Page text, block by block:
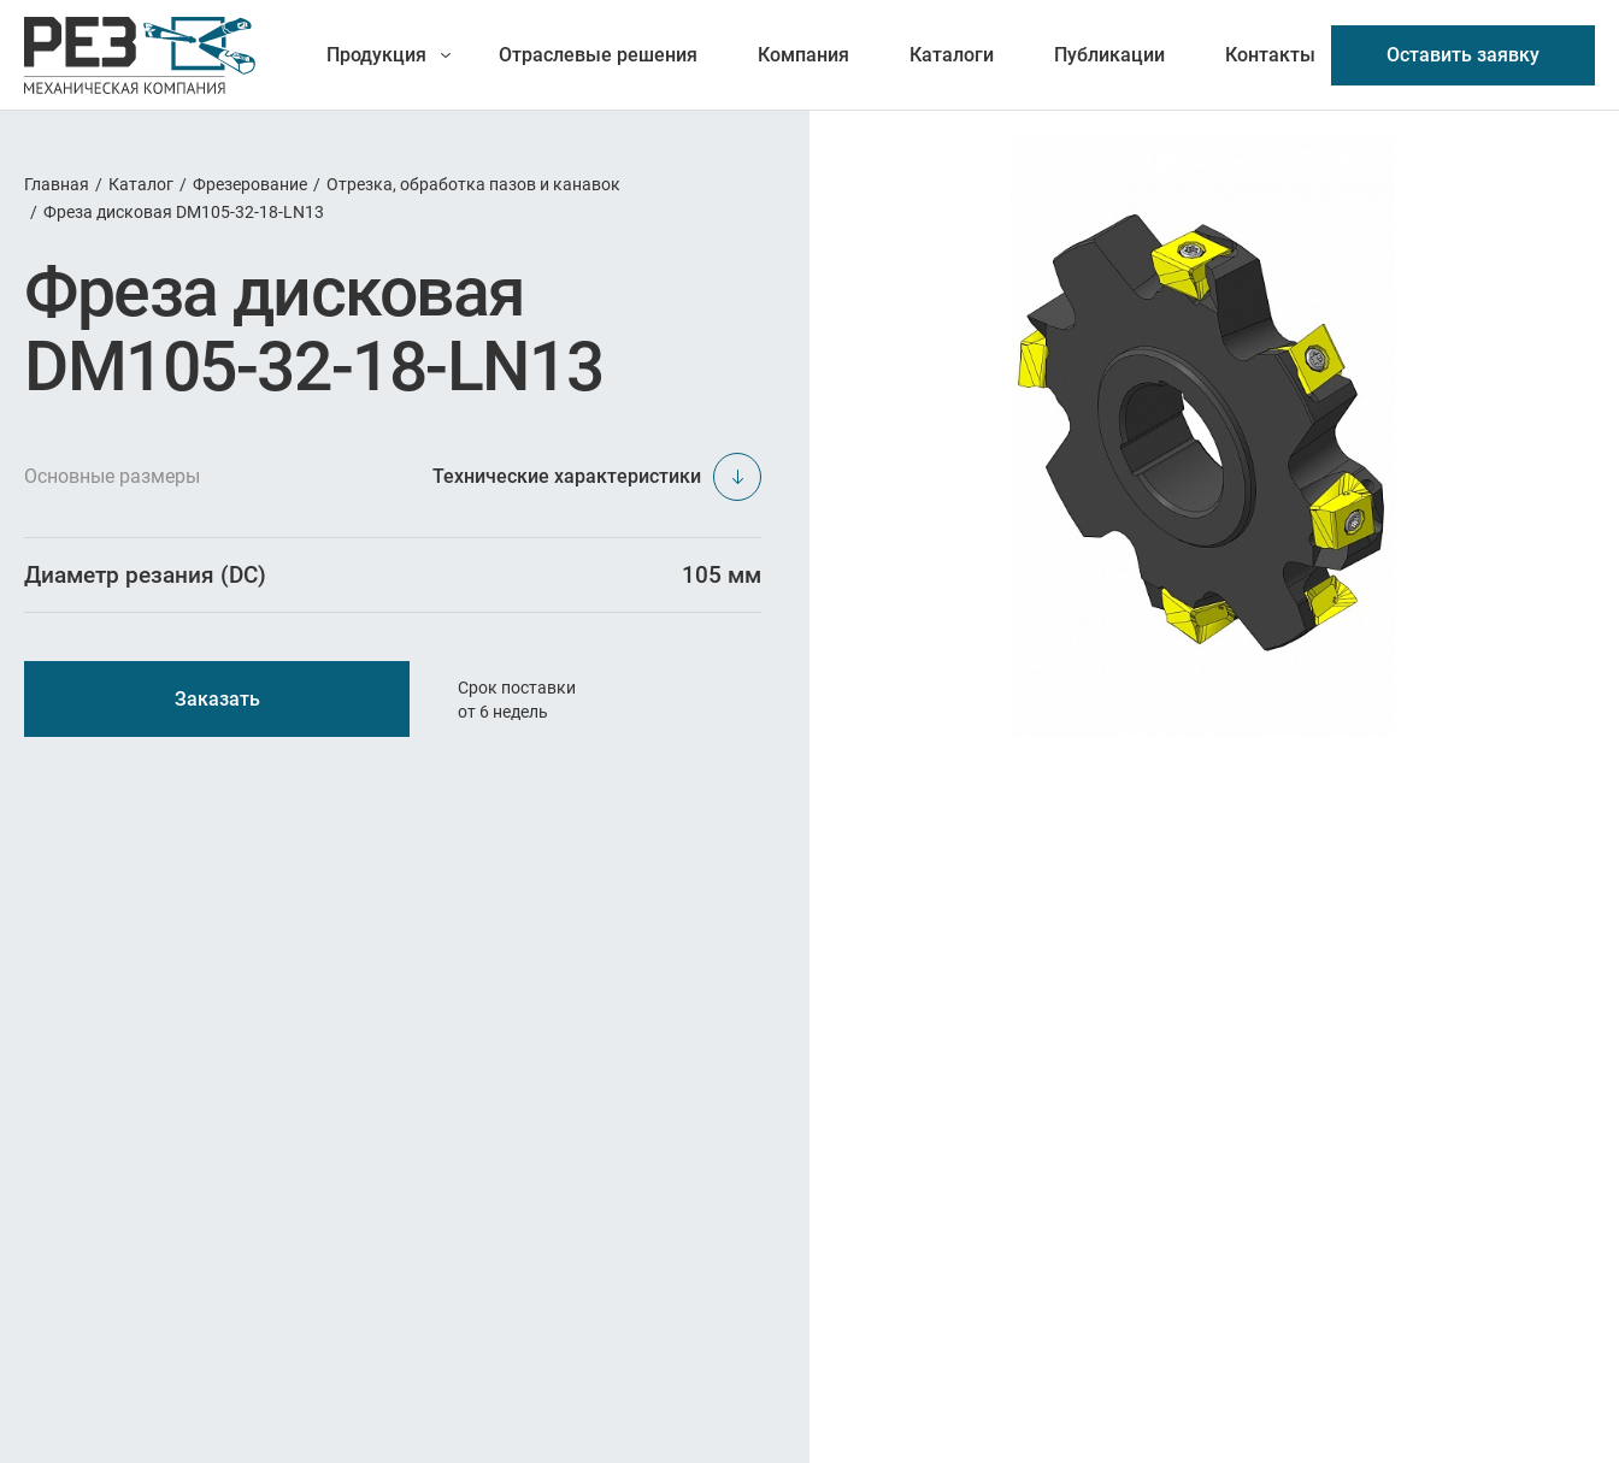
Продукция
Наша
продукция
Точение
Обработка отверстий
Отрезка и обработка канавок
Резьбонарезание
Оснастка
Отраслевые решения Компания Каталоги Публикации Контакты Оставить заявку
Главная / Каталог / Фрезерование / Отрезка, обработка пазов и канавок
/ Фреза дисковая DM105-32-18-LN13
Фреза дисковая
DM105-32-18-LN13
Основные размеры Технические характеристики
Диаметр резания (DC) 105 мм
Заказать
Срок поставки
от 6 недель